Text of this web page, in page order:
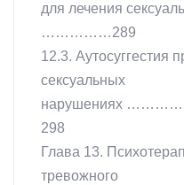
для лечения
……………289
12.3. Аутосуггестия
сексуальных
нарушениях
298
Глава 13.
тревожного